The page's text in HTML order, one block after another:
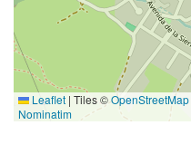
Leaflet | Tiles ©OpenStreetMap
Nominatim